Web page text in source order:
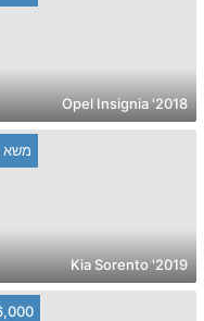
2018' Opel Insignia
משא
2019' Kia Sorento